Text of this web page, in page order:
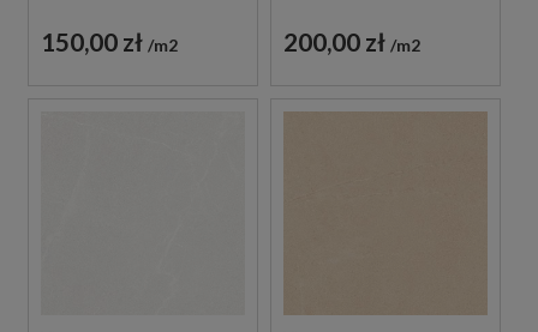
150,00 zł m2 200,00 zł m2